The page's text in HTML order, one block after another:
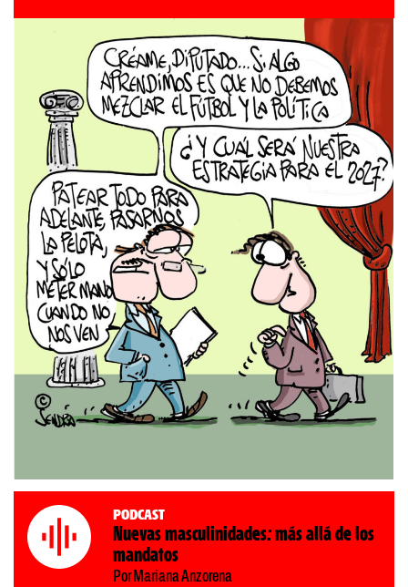
Podcast
Nuevas masculinidades: más allá de los
mandatos
Por Mariana Anzorena